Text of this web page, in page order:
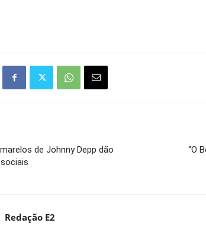
de Johnny Depp dão
“O
Redação E2